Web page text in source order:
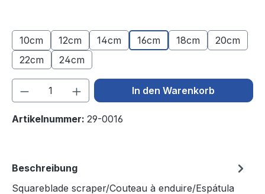
10cm 12cm 14cm 16cm 18cm
20cm
22cm
24cm
Produkt Anzahl: Gib denIn den Warenkorb
Artikelnummer: 29-0016
Beschreibung
Squareblade scraper/Couteau à enduire/Espátula